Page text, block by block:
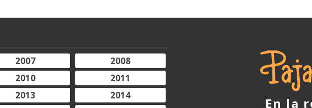
2007
2008
2010
2011
2013
2014
En la